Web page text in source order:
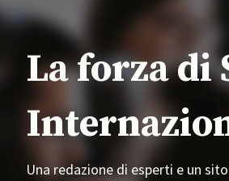
La forza di
Una redazione di esperti e un